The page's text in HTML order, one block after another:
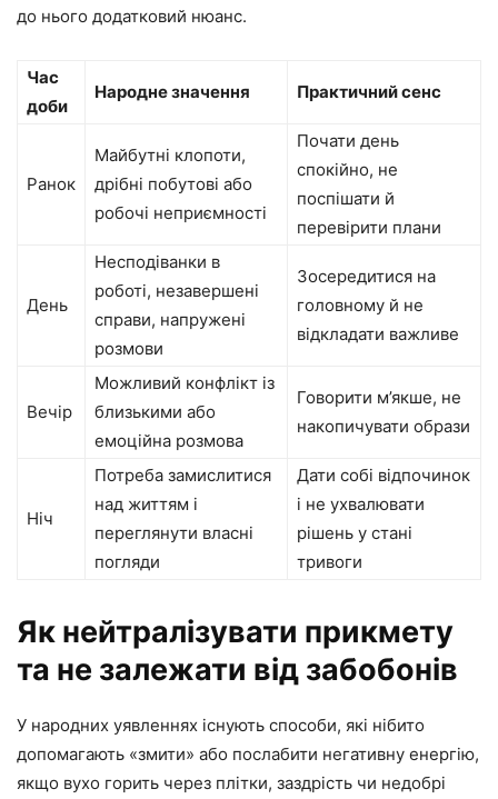
до нього додатковий нюанс.
Час
доби
Народне значення Практичний сенс
Ранок
Майбутні клопоти,
дрібні побутові або
робочі неприємності
Почати день
спокійно, не
поспішати й
перевірити плани
День
Несподіванки в
роботі, незавершені
справи, напружені
розмови
Зосередитися на
головному й не
відкладати важливе
Вечір
Можливий конфлікт із
близькими або
емоційна розмова
Говорити м’якше, не
накопичувати образи
Ніч
Потреба замислитися
над життям і
переглянути власні
погляди
Дати собі відпочинок
і не ухвалювати
рішень у стані
тривоги
Як нейтралізувати прикмету
та не залежати від забобонів
У народних уявленнях існують способи, які нібито
допомагають «змити» або послабити негативну енергію,
якщо вухо горить через плітки, заздрість чи недобрі